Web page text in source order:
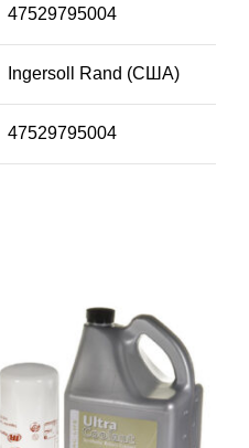
47529795004
Ingersoll Rand (США)
47529795004